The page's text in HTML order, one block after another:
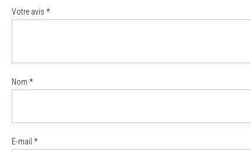
Votre avis *
Nom *
E-mail *